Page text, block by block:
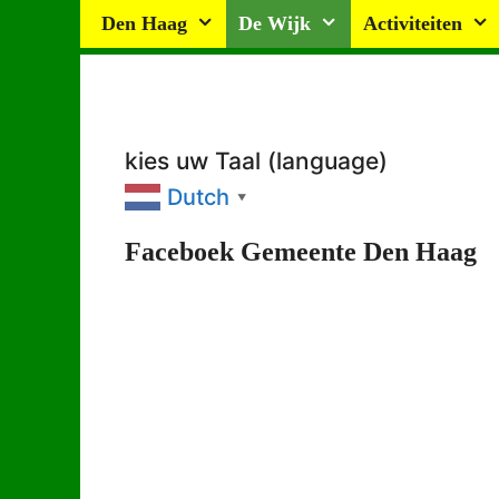
Den Haag De Wijk Activiteiten
kies uw Taal (language)
Dutch ▼
Faceboek Gemeente Den Haag